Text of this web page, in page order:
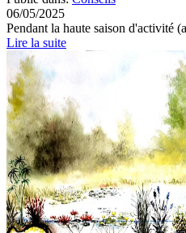
06/05/2025
Pendant la haute saison d'activité
Lire la suite